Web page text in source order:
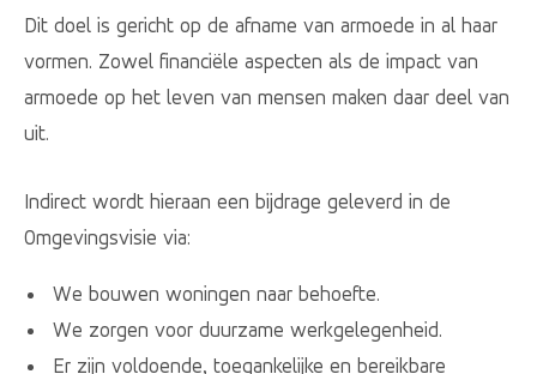
Dit doel is gericht op de afname van armoede in al haar
vormen. Zowel financiële aspecten als de impact van
armoede op het leven van mensen maken daar deel van
uit.
Indirect wordt hieraan een bijdrage geleverd in de
Omgevingsvisie via:
We bouwen woningen naar behoefte.
We zorgen voor duurzame werkgelegenheid.
Er zijn voldoende, toegankelijke en bereikbare